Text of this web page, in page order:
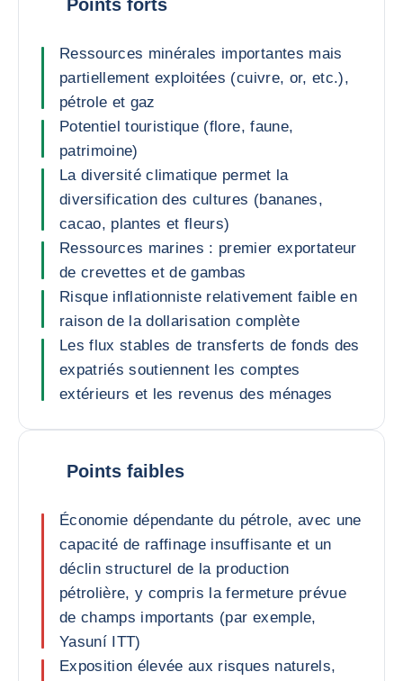
Points forts
Ressources minérales importantes mais
partiellement exploitées (cuivre, or, etc.),
pétrole et gaz
Potentiel touristique (flore, faune,
patrimoine)
La diversité climatique permet la
diversification des cultures (bananes,
cacao, plantes et fleurs)
Ressources marines : premier exportateur
de crevettes et de gambas
Risque inflationniste relativement faible en
raison de la dollarisation complète
Les flux stables de transferts de fonds des
expatriés soutiennent les comptes
extérieurs et les revenus des ménages
Points faibles
Économie dépendante du pétrole, avec une
capacité de raffinage insuffisante et un
déclin structurel de la production
pétrolière, y compris la fermeture prévue
de champs importants (par exemple,
Yasuní ITT)
Exposition élevée aux risques naturels,